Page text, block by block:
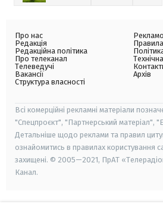
Про нас
Редакція
Редакційна політика
Про телеканал
Телеведучі
Вакансії
Структура власності
Архів
Всі комерційні рекламні матеріали
"Спецпроєкт", "Партнерський матеріал",
Детальніше щодо реклами та правил
ознайомитись в правилах користування
захищені. © 2005—2021, ПрАТ
Канал.